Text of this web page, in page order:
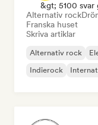
&gt; 5100 svar
Alternativ rock
Franska huset
Skriva artiklar
Alternativ rock
Indierock